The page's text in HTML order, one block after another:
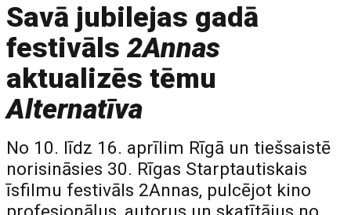
Savā jubilejas gadā
festivāls2Annas
aktualizēs tēmu
Alternatīva
No 10. līdz 16. aprīlim Rīgā un tiešsaistē
norisināsies 30. Rīgas Starptautiskais
īsfilmu festivāls 2Annas, pulcējot kino